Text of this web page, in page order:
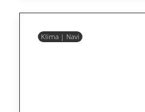
Klima | Navi